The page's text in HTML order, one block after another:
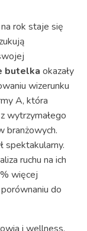
rok staje się
butelka okazały
wizerunku
A, która
wytrzymałego
branżowych.
spektakularny.
ruchu na ich
więcej
do